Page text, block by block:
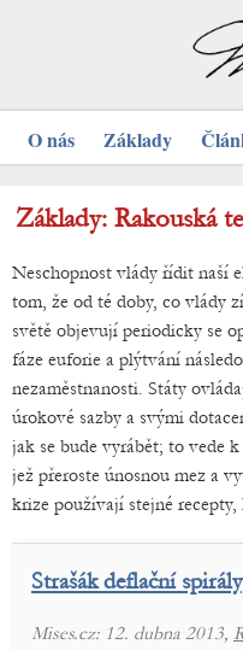
O nás Základy
Základy: Rakouská
Neschopnost vlády řídit naší
tom, že od té doby, co vlády
světě objevují periodicky se
fáze euforie a plýtvání
nezaměstnanosti. Státy
úrokové sazby a svými
jak se bude vyrábět; to vede
jež přeroste únosnou mez a
krize používají stejné
Strašák deflační spirály
Mises.cz: 12. dubna 2013,